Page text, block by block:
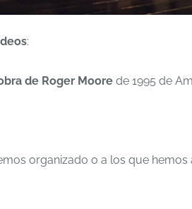
:
de Roger Moore de 1995 de
organizado o a los que